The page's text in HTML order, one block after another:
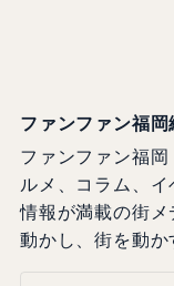
ファンファン福岡
ファンファン福
ルメ、コラム、
情報が満載の街
動かし、街を動か